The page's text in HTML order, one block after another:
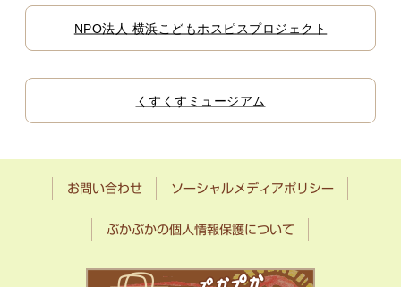
NPO法人 横浜こどもホスピスプロジェクト
くすくすミュージアム
お問い合わせ ソーシャルメディアポリシー
ぷかぷかの個人情報保護について